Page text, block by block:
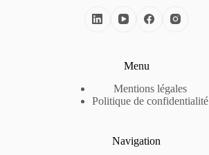
Menu
Mentions légales
Politique de confidentialité
Navigation